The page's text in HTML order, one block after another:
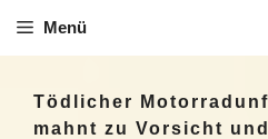
Inhalt
Menü
Tödlicher
mahnt zu Vorsicht